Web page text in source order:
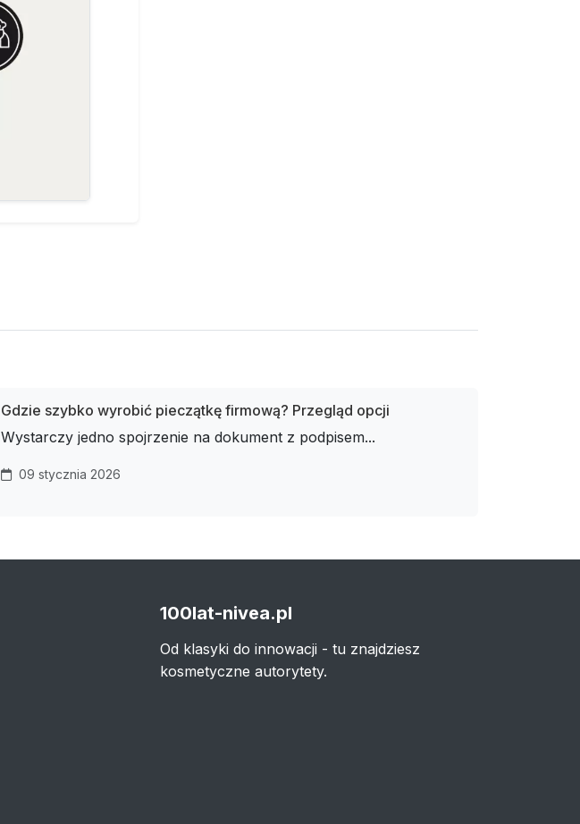
Gdzie szybko wyrobić pieczątkę firmową? Przegląd opcji
Wystarczy jedno spojrzenie na dokument z podpisem...
09 stycznia 2026
100lat-nivea.pl
Od klasyki do innowacji - tu znajdziesz
kosmetyczne autorytety.